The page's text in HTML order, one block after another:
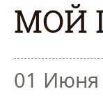
МОЙ
01 Июня